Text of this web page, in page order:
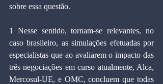
sobre essa questão.
1 Nesse sentido, tornam-se relevantes, no
caso brasileiro, as simulações efetuadas por
especialistas que ao avaliarem o impacto das
três negociações em curso atualmente, Alca,
Mercosul-UE, e OMC, concluem que todas